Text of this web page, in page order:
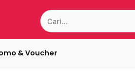
Search
for:
& Voucher